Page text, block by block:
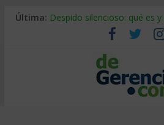
Última: Despido silencioso: qué es
La economía de Venezuela
Los 8 pasos de Kotter:
Gestión de proyectos con
IA y creatividad: cómo